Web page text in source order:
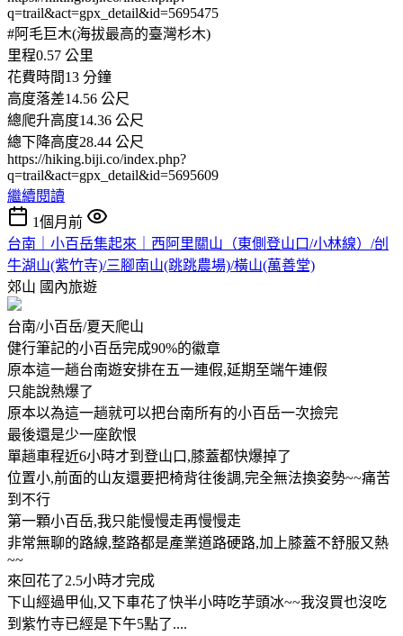
q=trail&act=gpx_detail&id=5695475
#阿毛巨木(海拔最高的臺灣杉木)
里程0.57 公里
花費時間13 分鐘
高度落差14.56 公尺
總爬升高度14.36 公尺
總下降高度28.44 公尺
https://hiking.biji.co/index.php?
q=trail&act=gpx_detail&id=5695609
繼續閱讀
1個月前
台南｜小百岳集起來｜西阿里關山（東側登山口/小林線）/刣
牛湖山(紫竹寺)/三腳南山(跳跳農場)/橫山(萬善堂)
郊山 國內旅遊
台南/小百岳/夏天爬山
健行筆記的小百岳完成90%的徽章
原本這一趟台南遊安排在五一連假,延期至端午連假
只能說熱爆了
原本以為這一趟就可以把台南所有的小百岳一次撿完
最後還是少一座飲恨
單趟車程近6小時才到登山口,膝蓋都快爆掉了
位置小,前面的山友還要把椅背往後調,完全無法換姿勢~~痛苦
到不行
第一顆小百岳,我只能慢慢走再慢慢走
非常無聊的路線,整路都是產業道路硬路,加上膝蓋不舒服又熱
~~
來回花了2.5小時才完成
下山經過甲仙,又下車花了快半小時吃芋頭冰~~我沒買也沒吃
到紫竹寺已經是下午5點了....